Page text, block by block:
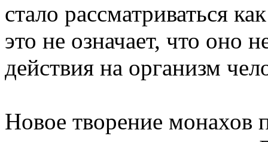
стало рассматриваться
это не означает, что оно
действия на организм
Новое творение монахов